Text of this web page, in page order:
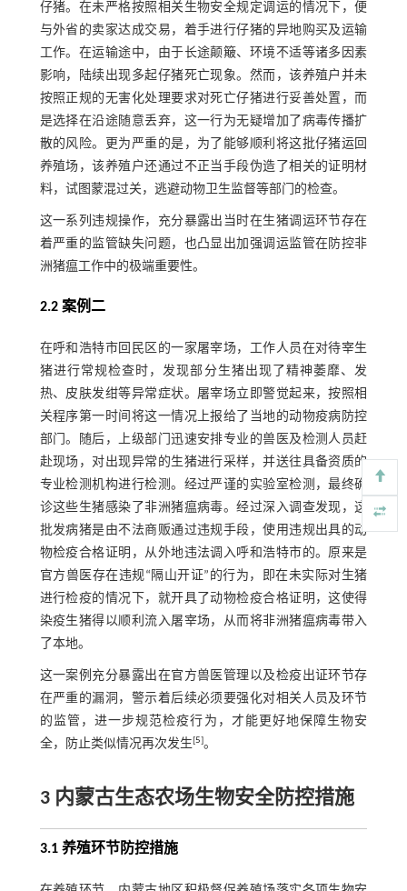
仔猪。在未严格按照相关生物安全规定调运的情况下，便
与外省的卖家达成交易，着手进行仔猪的异地购买及运输
工作。在运输途中，由于长途颠簸、环境不适等诸多因素
影响，陆续出现多起仔猪死亡现象。然而，该养殖户并未
按照正规的无害化处理要求对死亡仔猪进行妥善处置，而
是选择在沿途随意丢弃，这一行为无疑增加了病毒传播扩
散的风险。更为严重的是，为了能够顺利将这批仔猪运回
养殖场，该养殖户还通过不正当手段伪造了相关的证明材
料，试图蒙混过关，逃避动物卫生监督等部门的检查。
这一系列违规操作，充分暴露出当时在生猪调运环节存在
着严重的监管缺失问题，也凸显出加强调运监管在防控非
洲猪瘟工作中的极端重要性。
2.2 案例二
在呼和浩特市回民区的一家屠宰场，工作人员在对待宰生
猪进行常规检查时，发现部分生猪出现了精神萎靡、发
热、皮肤发绀等异常症状。屠宰场立即警觉起来，按照相
关程序第一时间将这一情况上报给了当地的动物疫病防控
部门。随后，上级部门迅速安排专业的兽医及检测人员赶
赴现场，对出现异常的生猪进行采样，并送往具备资质的
专业检测机构进行检测。经过严谨的实验室检测，最终确
诊这些生猪感染了非洲猪瘟病毒。经过深入调查发现，这
批发病猪是由不法商贩通过违规手段，使用违规出具的动
物检疫合格证明，从外地违法调入呼和浩特市的。原来是
官方兽医存在违规“隔山开证”的行为，即在未实际对生猪
进行检疫的情况下，就开具了动物检疫合格证明，这使得
染疫生猪得以顺利流入屠宰场，从而将非洲猪瘟病毒带入
了本地。
这一案例充分暴露出在官方兽医管理以及检疫出证环节存
在严重的漏洞，警示着后续必须要强化对相关人员及环节
的监管，进一步规范检疫行为，才能更好地保障生物安
全，防止类似情况再次发生[5]。
3 内蒙古生态农场生物安全防控措施
3.1 养殖环节防控措施